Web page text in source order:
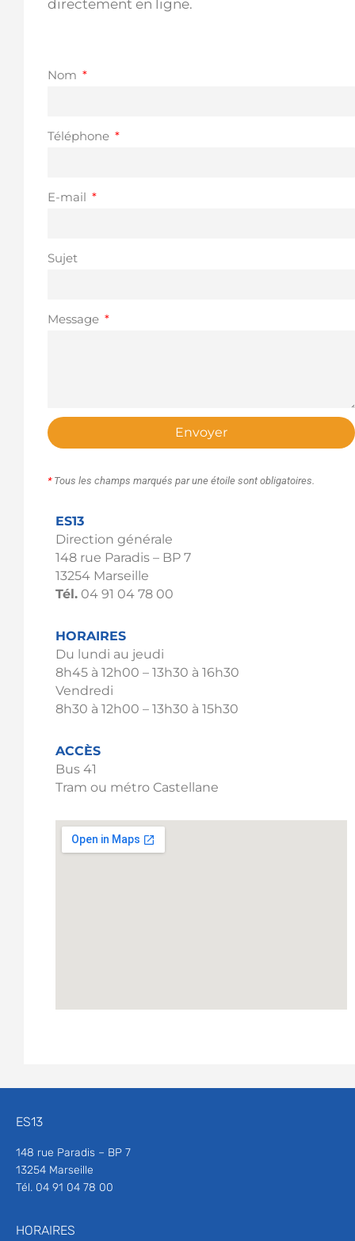
directement en ligne.
Nom
Téléphone
E-mail
Sujet
Message
Envoyer
*Tous les champs marqués par une étoile sont obligatoires.
ES13
Direction générale
148 rue Paradis – BP 7
13254 Marseille
Tél. 04 91 04 78 00
HORAIRES
Du lundi au jeudi
8h45 à 12h00 – 13h30 à 16h30
Vendredi
8h30 à 12h00 – 13h30 à 15h30
ACCÈS
Bus 41
Tram ou métro Castellane
ES13
148 rue Paradis – BP 7
13254 Marseille
Tél. 04 91 04 78 00
HORAIRES